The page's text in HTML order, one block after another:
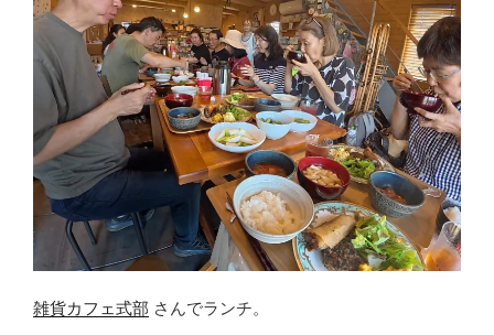
雑貨カフェ式部 さんでランチ。